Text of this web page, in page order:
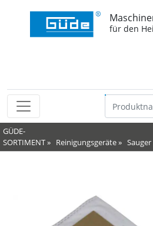
für den
GÜDE-
SORTIMENT» Reinigungsgeräte» Sauger